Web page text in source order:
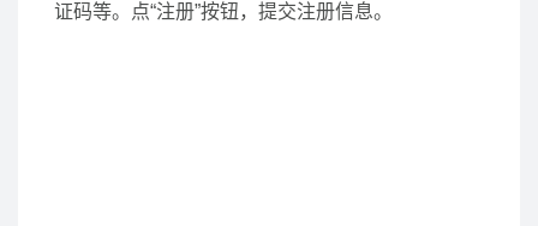
证码等。点“注册”按钮，提交注册信息。